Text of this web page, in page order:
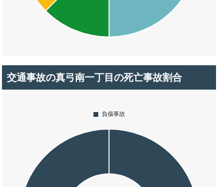
交通事故の真弓南一丁目の死亡事故割合